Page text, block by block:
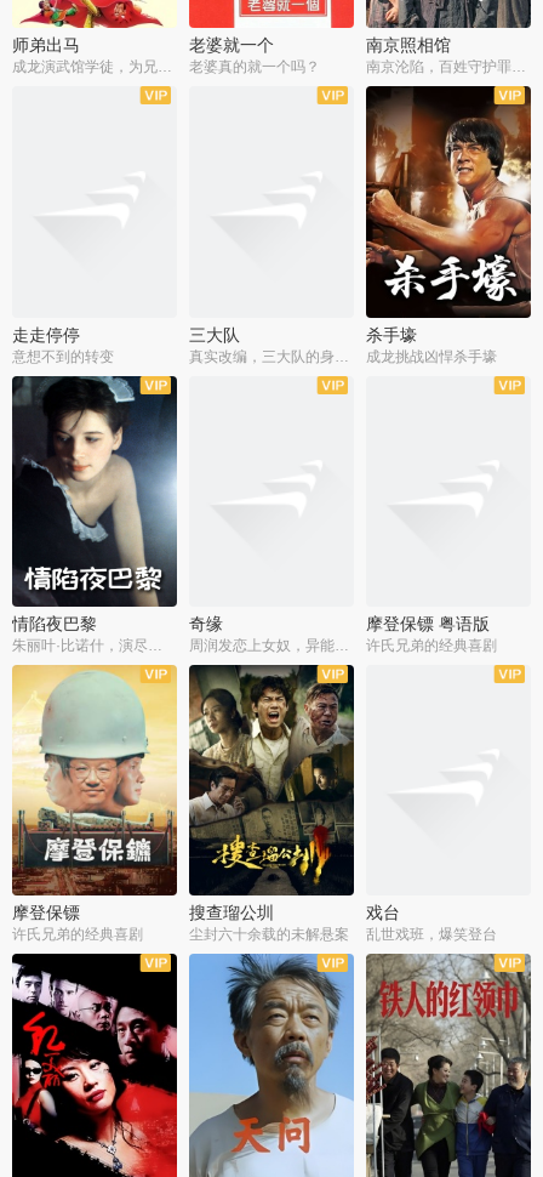
师弟出马
成龙演武馆学徒，为兄搏命战黑道
老婆就一个
老婆真的就一个吗？
南京照相馆
南京沦陷，百姓守护罪证底片
走走停停
意想不到的转变
三大队 杀手壕
成龙挑战凶悍杀手壕
情陷夜巴黎
朱丽叶·比诺什，演尽失爱之痛
奇缘
周润发恋上女奴，异能护体战邪派
摩登保镖 粤语版
许氏兄弟的经典喜剧
摩登保镖
许氏兄弟的经典喜剧
搜查瑠公圳
尘封六十余载的未解悬案
戏台
乱世戏班，爆笑登台